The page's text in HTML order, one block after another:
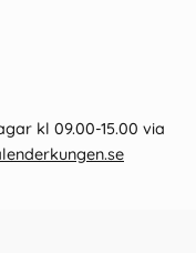
kl 09.00-15.00 via